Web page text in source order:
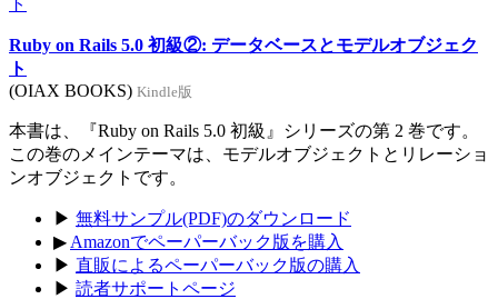
Ruby on Rails 5.0 初級②: データベースとモデルオブジェク
ト
(OIAX BOOKS) Kindle版
本書は、『Ruby on Rails 5.0 初級』シリーズの第 2 巻です。
この巻のメインテーマは、モデルオブジェクトとリレーショ
ンオブジェクトです。
▶ 無料サンプル(PDF)のダウンロード
▶ Amazonでペーパーバック版を購入
▶ 直販によるペーパーバック版の購入
▶ 読者サポートページ